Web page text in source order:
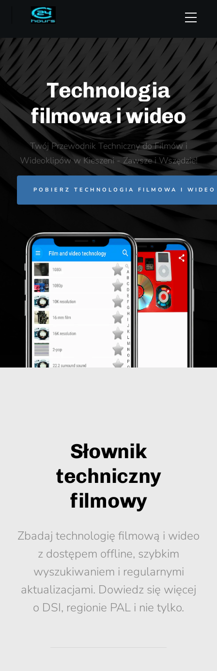
Technologia
filmowa i wideo
Twój Przewodnik Techniczny do Filmów i
Wideoklipów w Kieszeni - Zawsze i Wszędzie!
POBIERZ TECHNOLOGIA FILMOWA I
Słownik
techniczny
filmowy
Zbadaj technologię filmową i wideo
z dostępem offline, szybkim
wyszukiwaniem i regularnymi
aktualizacjami. Dowiedz się więcej
o DSI, regionie PAL i nie tylko.